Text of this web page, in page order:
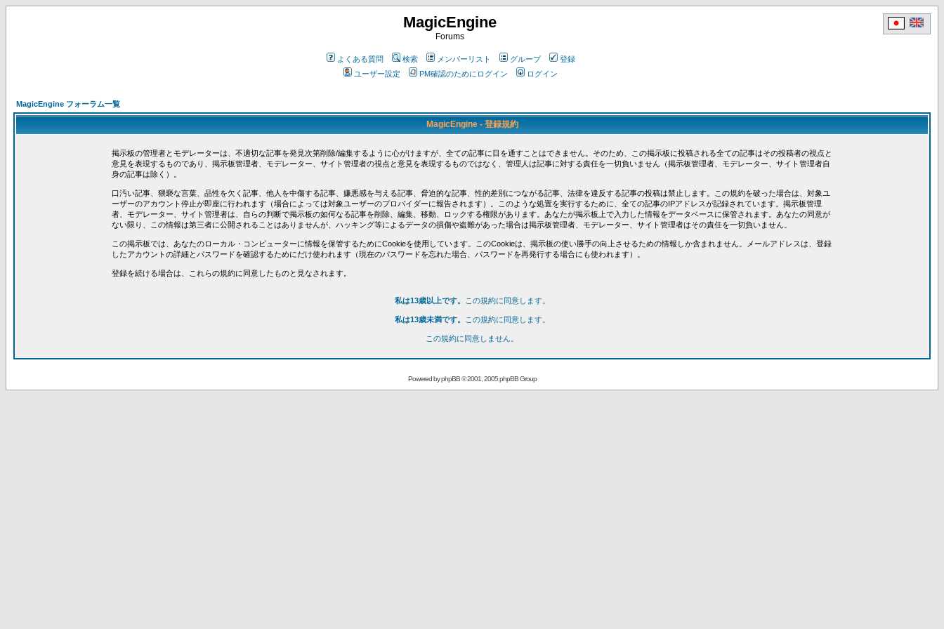
MagicEngine
Forums
よくある質問 検索 メンバーリスト グループ
登録
ユーザー設定
PM確認のためにログイン ログイン
MagicEngine フォーラム一覧
MagicEngine - 登録規約
掲示板の管理者とモデレーターは、不適切な記事を発見次第削除/編集するように心がけますが、全ての記事に目を通すことはできません。そのため、この掲示板に投稿される全ての記事はその投稿者の視点と
意見を表現するものであり、掲示板管理者、モデレーター、サイト管理者の視点と意見を表現するものではなく、管理人は記事に対する責任を一切負いません（掲示板管理者、モデレーター、サイト管理者自
身の記事は除く）。
口汚い記事、猥褻な言葉、品性を欠く記事、他人を中傷する記事、嫌悪感を与える記事、脅迫的な記事、性的差別につながる記事、法律を違反する記事の投稿は禁止します。この規約を破った場合は、対象ユ
ーザーのアカウント停止が即座に行われます（場合によっては対象ユーザーのプロバイダーに報告されます）。このような処置を実行するために、全ての記事のIPアドレスが記録されています。掲示板管理
者、モデレーター、サイト管理者は、自らの判断で掲示板の如何なる記事を削除、編集、移動、ロックする権限があります。あなたが掲示板上で入力した情報をデータベースに保管されます。あなたの同意が
ない限り、この情報は第三者に公開されることはありませんが、ハッキング等によるデータの損傷や盗難があった場合は掲示板管理者、モデレーター、サイト管理者はその責任を一切負いません。
この掲示板では、あなたのローカル・コンピューターに情報を保管するためにCookieを使用しています。このCookieは、掲示板の使い勝手の向上させるための情報しか含まれません。メールアドレスは、登録
したアカウントの詳細とパスワードを確認するためにだけ使われます（現在のパスワードを忘れた場合、パスワードを再発行する場合にも使われます）。
登録を続ける場合は、これらの規約に同意したものと見なされます。
私は13歳以上です。 この規約に同意します。
私は13歳未満です。 この規約に同意します。
この規約に同意しません。
Powered byphpBB© 2001, 2005 phpBB Group